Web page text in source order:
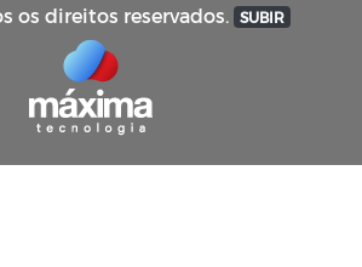
os direitos reservados. SUBIR